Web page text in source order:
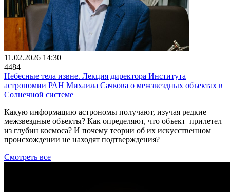
11.02.2026 14:30
4484
Небесные тела извне. Лекция директора Института
астрономии РАН Михаила Сачкова о межзвездных объектах в
Солнечной системе
Какую информацию астрономы получают, изучая редкие
межзвездные объекты? Как определяют, что объект прилетел
из глубин космоса? И почему теории об их искусственном
происхождении не находят подтверждения?
Смотреть все